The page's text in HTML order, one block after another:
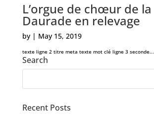
L’orgue de chœur de la
Daurade en relevage
by | May 15, 2019
texte ligne 2 titre meta texte mot clé ligne 3 seconde...
Search
Recent Posts